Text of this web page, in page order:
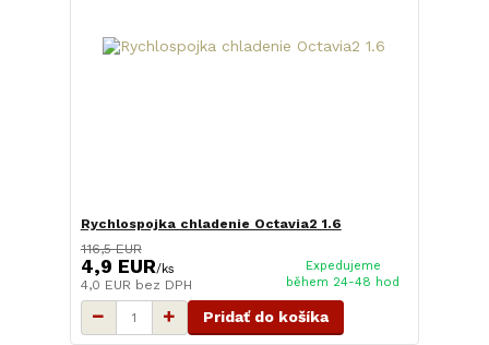
Rychlospojka chladenie Octavia2 1.6
116,5 EUR
4,9 EUR/ks
4,0 EUR bez DPH
Expedujeme
během 24-48 hod
Pridať do košíka